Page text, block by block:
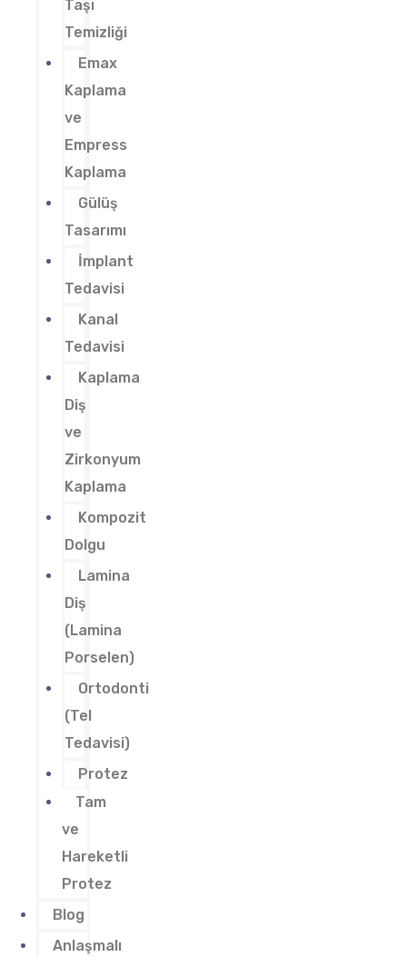
Taşı
Temizliği
Emax
Kaplama
ve
Empress
Kaplama
Gülüş
Tasarımı
İmplant
Tedavisi
Kanal
Tedavisi
Kaplama
Diş
ve
Zirkonyum
Kaplama
Kompozit
Dolgu
Lamina
Diş
(Lamina
Porselen)
Ortodonti
(Tel
Tedavisi)
Protez
Tam
ve
Hareketli
Protez
Blog
Anlaşmalı